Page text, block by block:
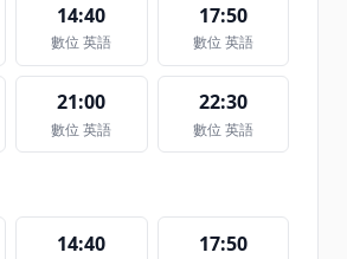
14:40
數位 英語
17:50
數位 英語
21:00
數位 英語
22:30
數位 英語
14:40 17:50